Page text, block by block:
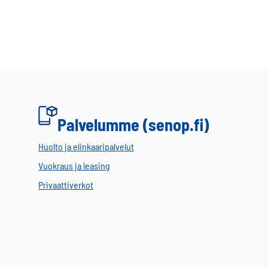
Palvelumme (senop.fi)
Huolto ja elinkaaripalvelut
Vuokraus ja leasing
Privaattiverkot